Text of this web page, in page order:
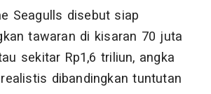
Seagulls disebut siap
tawaran di kisaran 70 juta
sekitar Rp1,6 triliun, angka
dibandingkan tuntutan